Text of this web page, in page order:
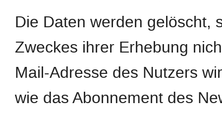
Die Daten werden gelöscht,
Zweckes ihrer Erhebung
Mail-Adresse des Nutzers
wie das Abonnement des